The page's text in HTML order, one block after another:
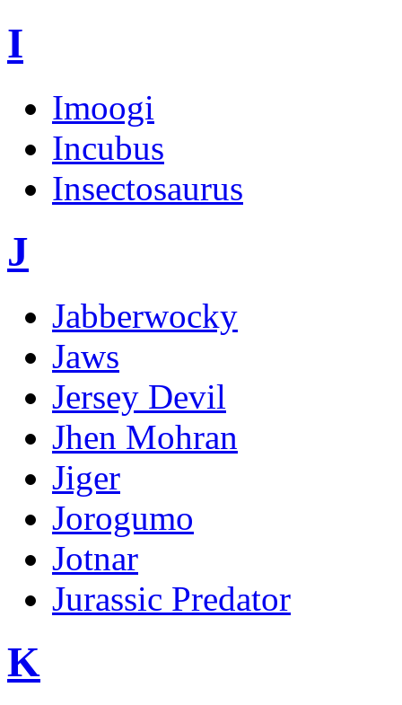
I
Imoogi
Incubus
Insectosaurus
J
Jabberwocky
Jaws
Jersey Devil
Jhen Mohran
Jiger
Jorogumo
Jotnar
Jurassic Predator
K